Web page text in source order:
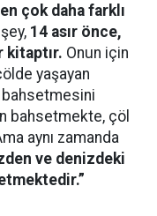
çok daha farklı
14 asır önce,
kitaptır. Onun için
yaşayan
bahsetmesini
bahsetmekte, çöl
aynı zamanda
ve denizdeki